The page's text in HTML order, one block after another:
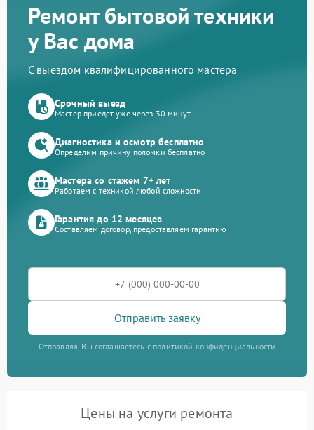
Ремонт бытовой техники
у Вас дома
С выездом квалифицированного мастера
Срочный выезд
Мастер приедет уже через 30 минут
Диагностика и осмотр бесплатно
Определим причину поломки бесплатно
Мастера со стажем 7+ лет
Работаем с техникой любой сложности
Гарантия до 12 месяцев
Составляем договор, предоставляем гарантию
Отправить заявку
Отправляя, Вы соглашаетесь с политикой конфиденциальности
Цены на услуги ремонта